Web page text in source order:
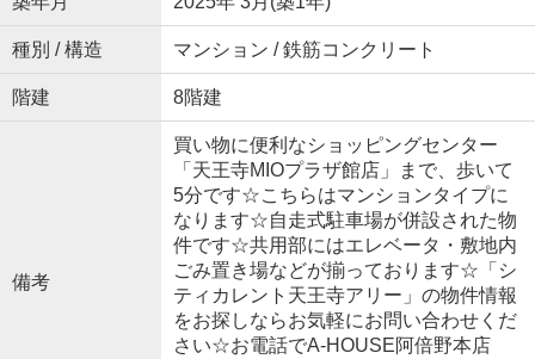
種別 / 構造 マンション / 鉄筋コンクリート
階建 8階建
備考
買い物に便利なショッピングセンター
「天王寺MIOプラザ館店」まで、歩いて
5分です☆こちらはマンションタイプに
なります☆自走式駐車場が併設された物
件です☆共用部にはエレベータ・敷地内
ごみ置き場などが揃っております☆「シ
ティカレント天王寺アリー」の物件情報
をお探しならお気軽にお問い合わせくだ
さい☆お電話でA-HOUSE阿倍野本店